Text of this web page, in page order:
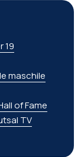
19
maschile
of Fame
TV